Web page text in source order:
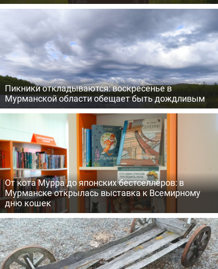
Пикники откладываются: воскресенье в
Мурманской области обещает быть дождливым
От кота Мурра до японских бестселлеров: в
Мурманске открылась выставка к Всемирному
дню кошек